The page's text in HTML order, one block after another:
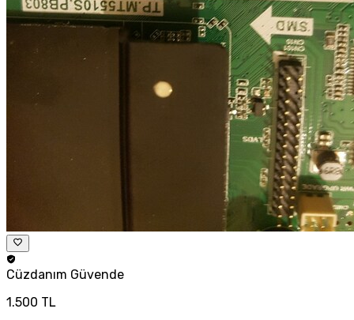
Cüzdanım Güvende
1.500 TL